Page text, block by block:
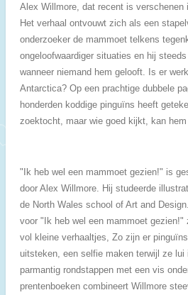
Alex Willmore, dat recent is verschenen
Het verhaal ontvouwt zich als een
onderzoeker de mammoet telkens
ongeloofwaardiger situaties en hij
wanneer niemand hem gelooft. Is er
Antarctica? Op een prachtige dubbele
honderden koddige pinguïns heeft
zoektocht, maar wie goed kijkt, kan hem
"Ik heb wel een mammoet gezien!" is
door Alex Willmore. Hij studeerde
de North Wales school of Art and
voor "Ik heb wel een mammoet gezien!"
vol kleine verhaaltjes, Zo zijn er
uitsteken, een selfie maken terwijl ze lui
parmantig rondstappen met een vis
prentenboeken combineert Willmore